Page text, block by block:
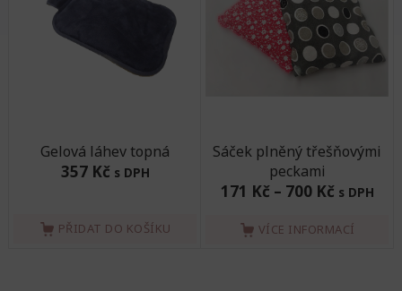
Gelová láhev topná
357 Kč s DPH
PŘIDAT DO KOŠÍKU
Sáček plněný třešňovými
peckami
171 Kč– 700 Kč s DPH
VÍCE INFORMACÍ